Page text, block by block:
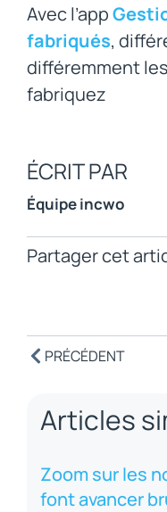
Articles
Zoom sur les
font avancer
Avec l’app
fabriqués,
différemment
fabriquez
ÉCRIT PAR
Équipe incwo
Partager cet
PRÉCÉDENT